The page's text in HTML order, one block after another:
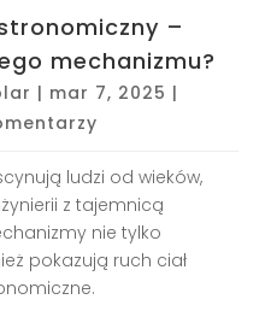
–
mechanizmu?
| mar 7, 2025 |
ludzi od wieków,
z tajemnicą
nie tylko
pokazują ruch ciał